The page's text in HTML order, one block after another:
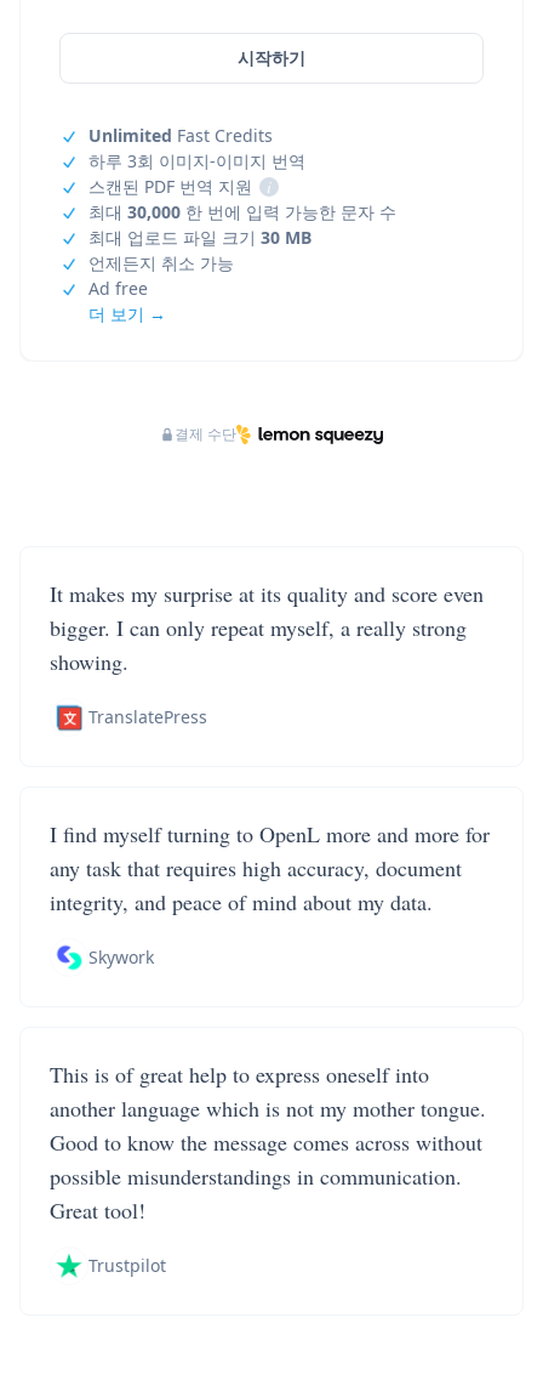
시작하기
Unlimited Fast Credits
하루 3회 이미지-이미지 번역
스캔된 PDF 번역 지원
i
최대 30,000 한 번에 입력 가능한 문자 수
최대 업로드 파일 크기 30 MB
언제든지 취소 가능
Ad free
더 보기 →
결제 수단
It makes my surprise at its quality and score even
bigger. I can only repeat myself, a really strong
showing.
TranslatePress
I find myself turning to OpenL more and more for
any task that requires high accuracy, document
integrity, and peace of mind about my data.
Skywork
This is of great help to express oneself into
another language which is not my mother tongue.
Good to know the message comes across without
possible misunderstandings in communication.
Great tool!
Trustpilot